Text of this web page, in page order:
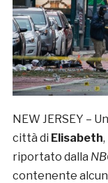
NEW JERSEY –
città di Elisabeth
riportato dalla
contenente